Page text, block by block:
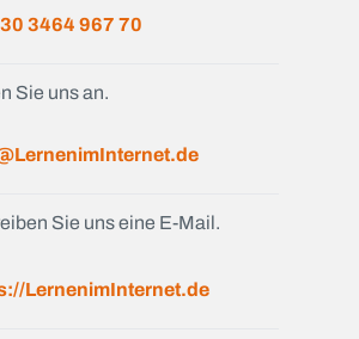
3464 967 70
Sie uns an.
Sie uns eine E-Mail.
LernenimInternet.de